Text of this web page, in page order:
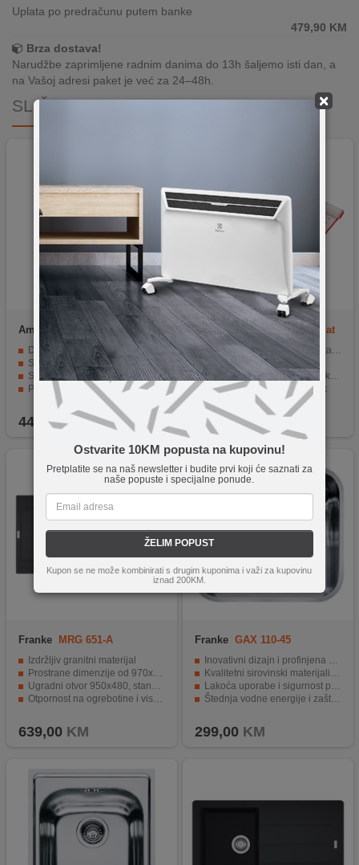
×
Ostvarite 10KM popusta na kupovinu!
Pretplatite se na naš newsletter i budite prvi koji će saznati za
naše popuste i specijalne ponude.
ŽELIM POPUST
Kupon se ne može kombinirati s drugim kuponima i važi za kupovinu
iznad 200KM.
Uplata po predračunu putem banke
479,90 KM
Brza dostava!
Narudžbe zaprimljene radnim danima do 13h šaljemo isti dan, a
na Vašoj adresi paket je već za 24–48h.
SLIČNI PROIZVODI
Amiko EVO 100
Drobilica otpada od hrane – Snažna i tiha drobilica
Savršen izbor za velike obitelji
Snažan motor od 1 KS – Izvrsne performanse za sve kuhinjske zadatke
Potpuni sustav filtracije
Ekološki prihvatljiv i ekonomičan rad
449,90KM
NN-Su
Teflon Non-Stick Mat
40x50cm
Izrađeno od platinastog silikagela
Dimenzije 40 x 50 cm
Staklena vlakna za zaštitu okoliša
Bez mirisa i dug životni vijek
Otporno na temperaturu, 40 - 230°C
9,90 KM
Franke MRG 651-A
Izdržljiv granitni materijal
Prostrane dimenzije od 970x500mm
Ugradni otvor 950x480, standardna veličina
Otpornost na ogrebotine i visoke temperature
639,00 KM
Franke GAX 110-45
Inovativni dizajn i profinjena estetika
Kvalitetni sirovinski materijali za dugotrajnu upotrebu
Lakoća uporabe i sigurnost pri korištenju
Štednja vodne energije i zaštita okoliša
299,00 KM